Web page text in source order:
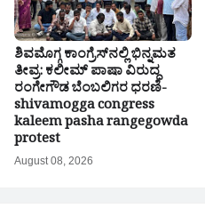
ಶಿವಮೊಗ್ಗ ಕಾಂಗ್ರೆಸ್‌ನಲ್ಲಿ ಭಿನ್ನಮತ
ತೀವ್ರ: ಕಲೀಮ್ ಪಾಷಾ ವಿರುದ್ಧ
ರಂಗೇಗೌಡ ಬೆಂಬಲಿಗರ ಧರಣಿ-
shivamogga congress
kaleem pasha rangegowda
protest
August 08, 2026